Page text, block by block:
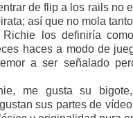
de flip a los rails no
así que no mola
los definiría
haces a modo de
a ser señalado
me gusta su
sus partes de